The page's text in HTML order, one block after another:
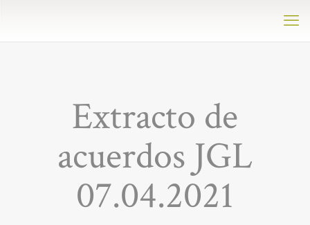
Extracto de
acuerdos JGL
07.04.2021